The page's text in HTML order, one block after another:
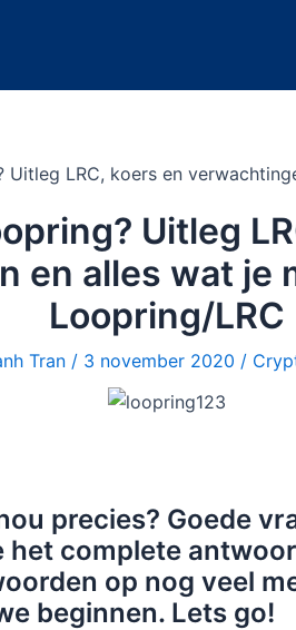
Uitleg LRC, koers en
Uitleg
en alles wat je
Loopring/LRC
Tran / 3 november 2020 /
precies? Goede
complete
op nog veel
beginnen. Lets go!